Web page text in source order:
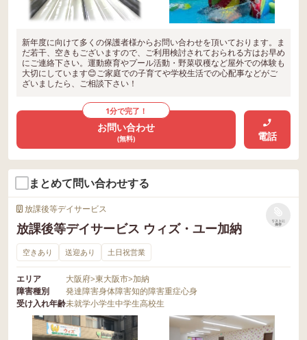
新年度に向けて多くの保護者様からお問い合わせを頂いております。ま
だ若干、空きもございますので、ご利用検討されておられる方はお早め
にご連絡下さい。運動療育やプール活動・野菜収穫など屋外での体験も
大切にしています😊ご家庭での子育てや学校生活での心配事などがご
ざいましたら、ご相談下さい！
1分で完了！
お問い合わせ
(無料) 電話
まとめて問い合わせする
放課後等デイサービス
放課後等デイサービス ウィズ・ユー加納
リストに
保存
空きあり 送迎あり 土日祝営業
エリア 大阪府>東大阪市>加納
障害種別
発達障害身体障害知的障害重症心身
受け入れ年齢未就学小学生中学生高校生